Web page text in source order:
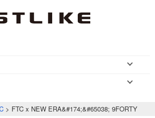
FTC x NEW ERA&#174;&#65038; 9FORTY